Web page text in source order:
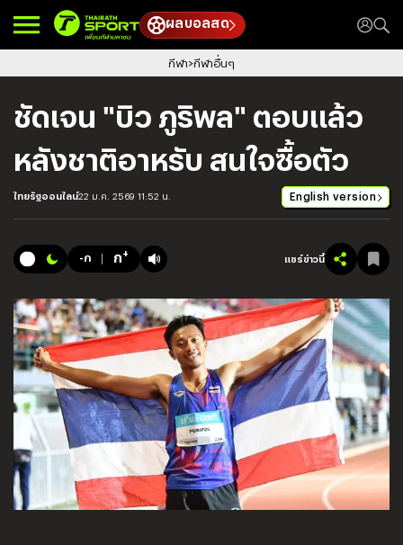
ผลบอลสด
กีฬา กีฬาอื่นๆ
ชัดเจน "บิว ภูริพล" ตอบแล้ว
หลังชาติอาหรับ สนใจซื้อตัว
ไทยรัฐออนไลน์22 ม.ค. 2569 11:52 น. English version
-ก ก+ แชร์ข่าวนี้